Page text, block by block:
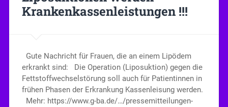
Krankenkassenleistungen !!!
Gute Nachricht für Frauen, die an einem Lipödem
erkrankt sind: Die Operation (Liposuktion) gegen die
Fettstoffwechselstörung soll auch für Patientinnen in
frühen Phasen der Erkrankung Kassenleisung werden.
Mehr: https://www.g-ba.de/…/pressemitteilungen-